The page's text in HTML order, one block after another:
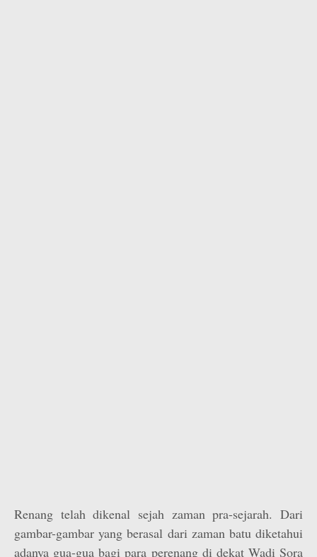
Renang telah dikenal sejah zaman pra-sejarah. Dari
gambar-gambar yang berasal dari zaman batu diketahui
adanya gua-gua bagi para perenang di dekat Wadi Sora